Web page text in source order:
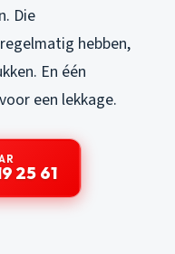
Die
hebben,
En één
een lekkage.
25 61